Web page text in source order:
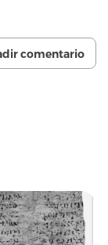
comentario